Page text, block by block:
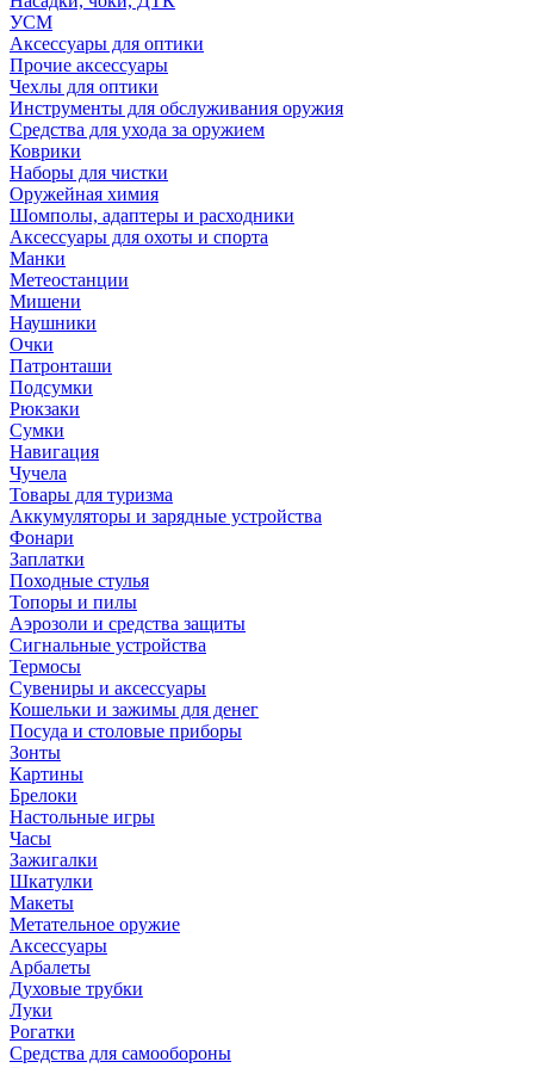
УСМ
Аксессуары для оптики
Прочие аксессуары
Чехлы для оптики
Инструменты для обслуживания оружия
Средства для ухода за оружием
Коврики
Наборы для чистки
Оружейная химия
Шомполы, адаптеры и расходники
Аксессуары для охоты и спорта
Манки
Метеостанции
Мишени
Наушники
Очки
Патронташи
Подсумки
Рюкзаки
Сумки
Навигация
Чучела
Товары для туризма
Аккумуляторы и зарядные устройства
Фонари
Заплатки
Походные стулья
Топоры и пилы
Аэрозоли и средства защиты
Сигнальные устройства
Термосы
Сувениры и аксессуары
Кошельки и зажимы для денег
Посуда и столовые приборы
Зонты
Картины
Брелоки
Настольные игры
Часы
Зажигалки
Шкатулки
Макеты
Метательное оружие
Аксессуары
Арбалеты
Духовые трубки
Луки
Рогатки
Средства для самообороны